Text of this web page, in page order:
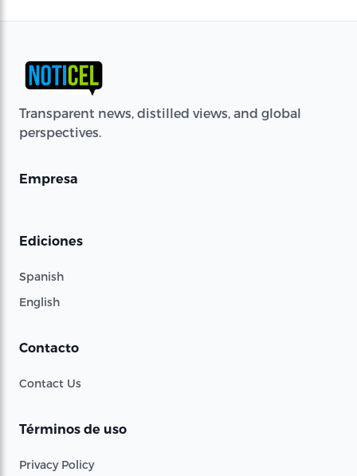
Transparent news, distilled views, and global
perspectives.
Empresa
Ediciones
Spanish
English
Contacto
Contact Us
Términos de uso
Privacy Policy